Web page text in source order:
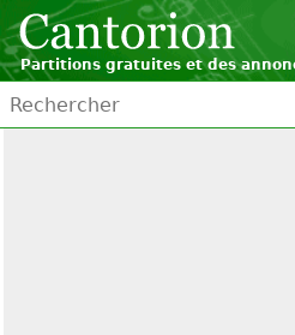
Partitions gratuites et des